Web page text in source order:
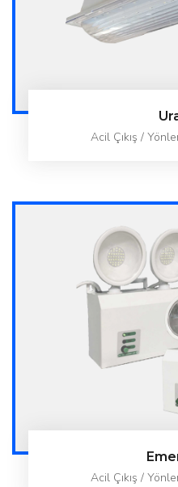
Acil Çıkış /
Acil Çıkış /